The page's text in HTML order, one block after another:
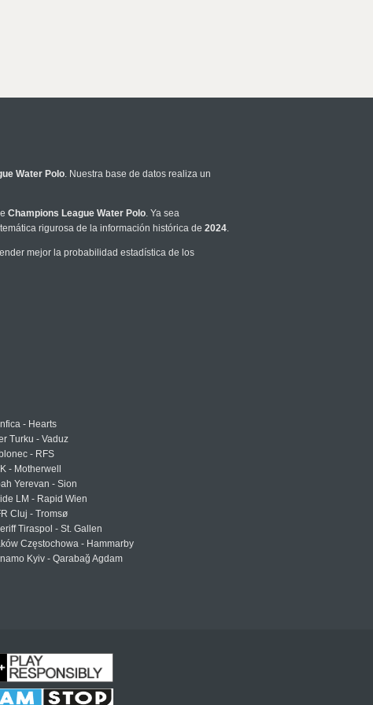
Water Polo. Nuestra base de datos realiza un
Champions League Water Polo. Ya sea
rigurosa de la información histórica de 2024.
mejor la probabilidad estadística de los
- Hearts
Turku - Vaduz
- RFS
- Motherwell
Yerevan - Sion
LM - Rapid Wien
Cluj - Tromsø
Tiraspol - St. Gallen
Częstochowa - Hammarby
Kyiv - Qarabağ Agdam